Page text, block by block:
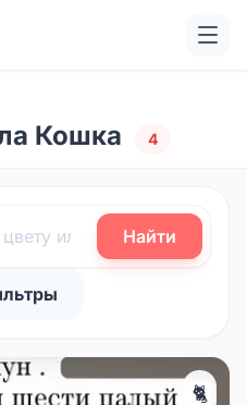
Кошка 4
Найти
🐈